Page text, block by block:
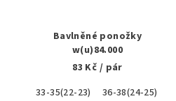
39-41(26-27)
Bavlněné ponožky
w(u)84.000
83 Kč / pár
33-35(22-23)
36-38(24-25)